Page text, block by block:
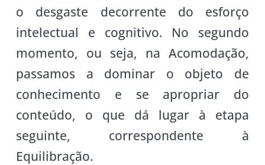
o desgaste decorrente do esforço
intelectual e cognitivo. No segundo
momento, ou seja, na Acomodação,
passamos a dominar o objeto de
conhecimento e se apropriar do
conteúdo, o que dá lugar à etapa
seguinte, correspondente à
Equilibração.